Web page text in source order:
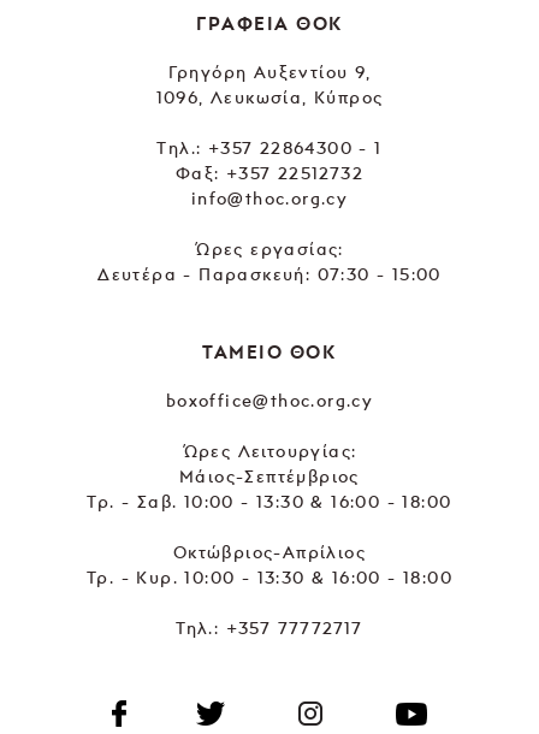
ΓΡΑΦΕΙΑ ΘΟΚ
Γρηγόρη Αυξεντίου 9,
1096, Λευκωσία, Κύπρος
Tηλ.: +357 22864300 - 1
Φαξ: +357 22512732
info@thoc.org.cy
Ώρες εργασίας:
Δευτέρα - Παρασκευή: 07:30 - 15:00
ΤΑΜΕΙΟ ΘΟΚ
boxoffice@thoc.org.cy
Ώρες Λειτουργίας:
Μάιος-Σεπτέμβριος
Τρ. - Σαβ. 10:00 - 13:30 & 16:00 - 18:00
Οκτώβριος-Απρίλιος
Τρ. - Κυρ. 10:00 - 13:30 & 16:00 - 18:00
Τηλ.: +357 77772717